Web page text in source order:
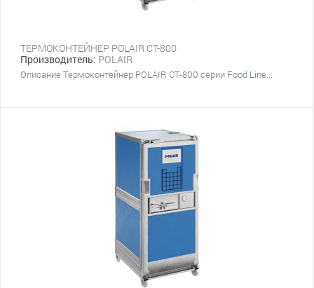
ТЕРМОКОНТЕЙНЕР POLAIR CT-800
Производитель: POLAIR
Описание Термоконтейнер POLAIR CT-800 серии Food Line...